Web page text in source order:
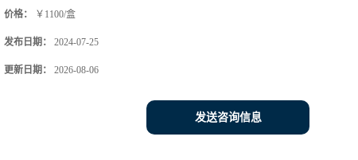
价格： ￥1100/盒
发布日期： 2024-07-25
更新日期： 2026-08-06
发送咨询信息